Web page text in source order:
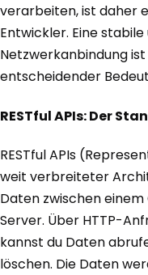
verarbeiten, ist daher
Entwickler. Eine
Netzwerkanbindung
entscheidender
RESTful APIs: Der
RESTful APIs
weit verbreiteter
Daten zwischen
Server. Über HTTP-
kannst du Daten
löschen. Die Daten